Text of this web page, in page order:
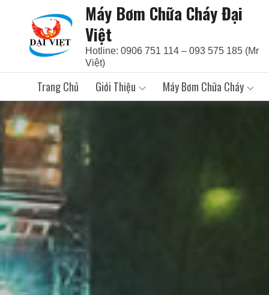
content
Máy Bơm Chữa Cháy Đại
Việt
Hotline: 0906 751 114 – 093 575 185 (Mr
Việt)
Trang Chủ Giới Thiệu Máy Bơm Chữa Cháy